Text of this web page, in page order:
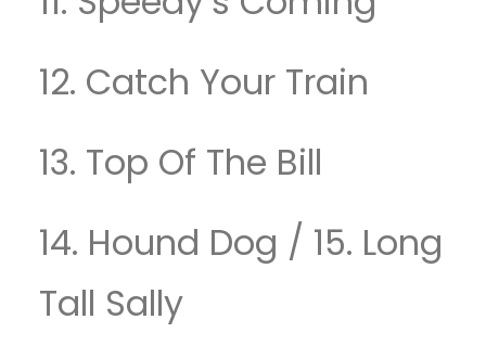
12. Catch Your Train
13. Top Of The Bill
14. Hound Dog / 15. Long
Tall Sally